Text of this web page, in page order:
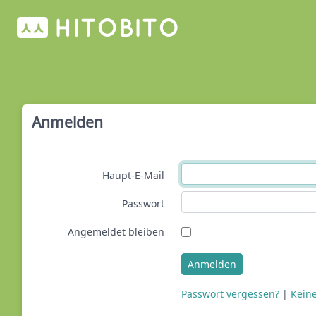
Anmelden
Haupt-E-Mail
Passwort
Angemeldet bleiben
Anmelden
Passwort vergessen? |